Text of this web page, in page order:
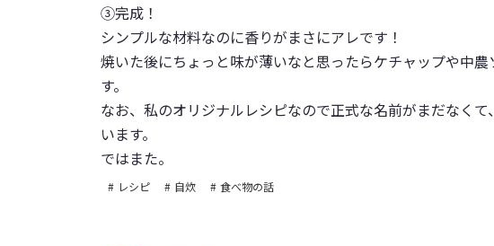
③完成！
シンプルな材料なのに香りがまさにアレです！
焼いた後にちょっと味が薄いなと思ったらケチャップや中
す。
なお、私のオリジナルレシピなので正式な名前がまだなく
います。
ではまた。
レシピ 自炊 食べ物の話